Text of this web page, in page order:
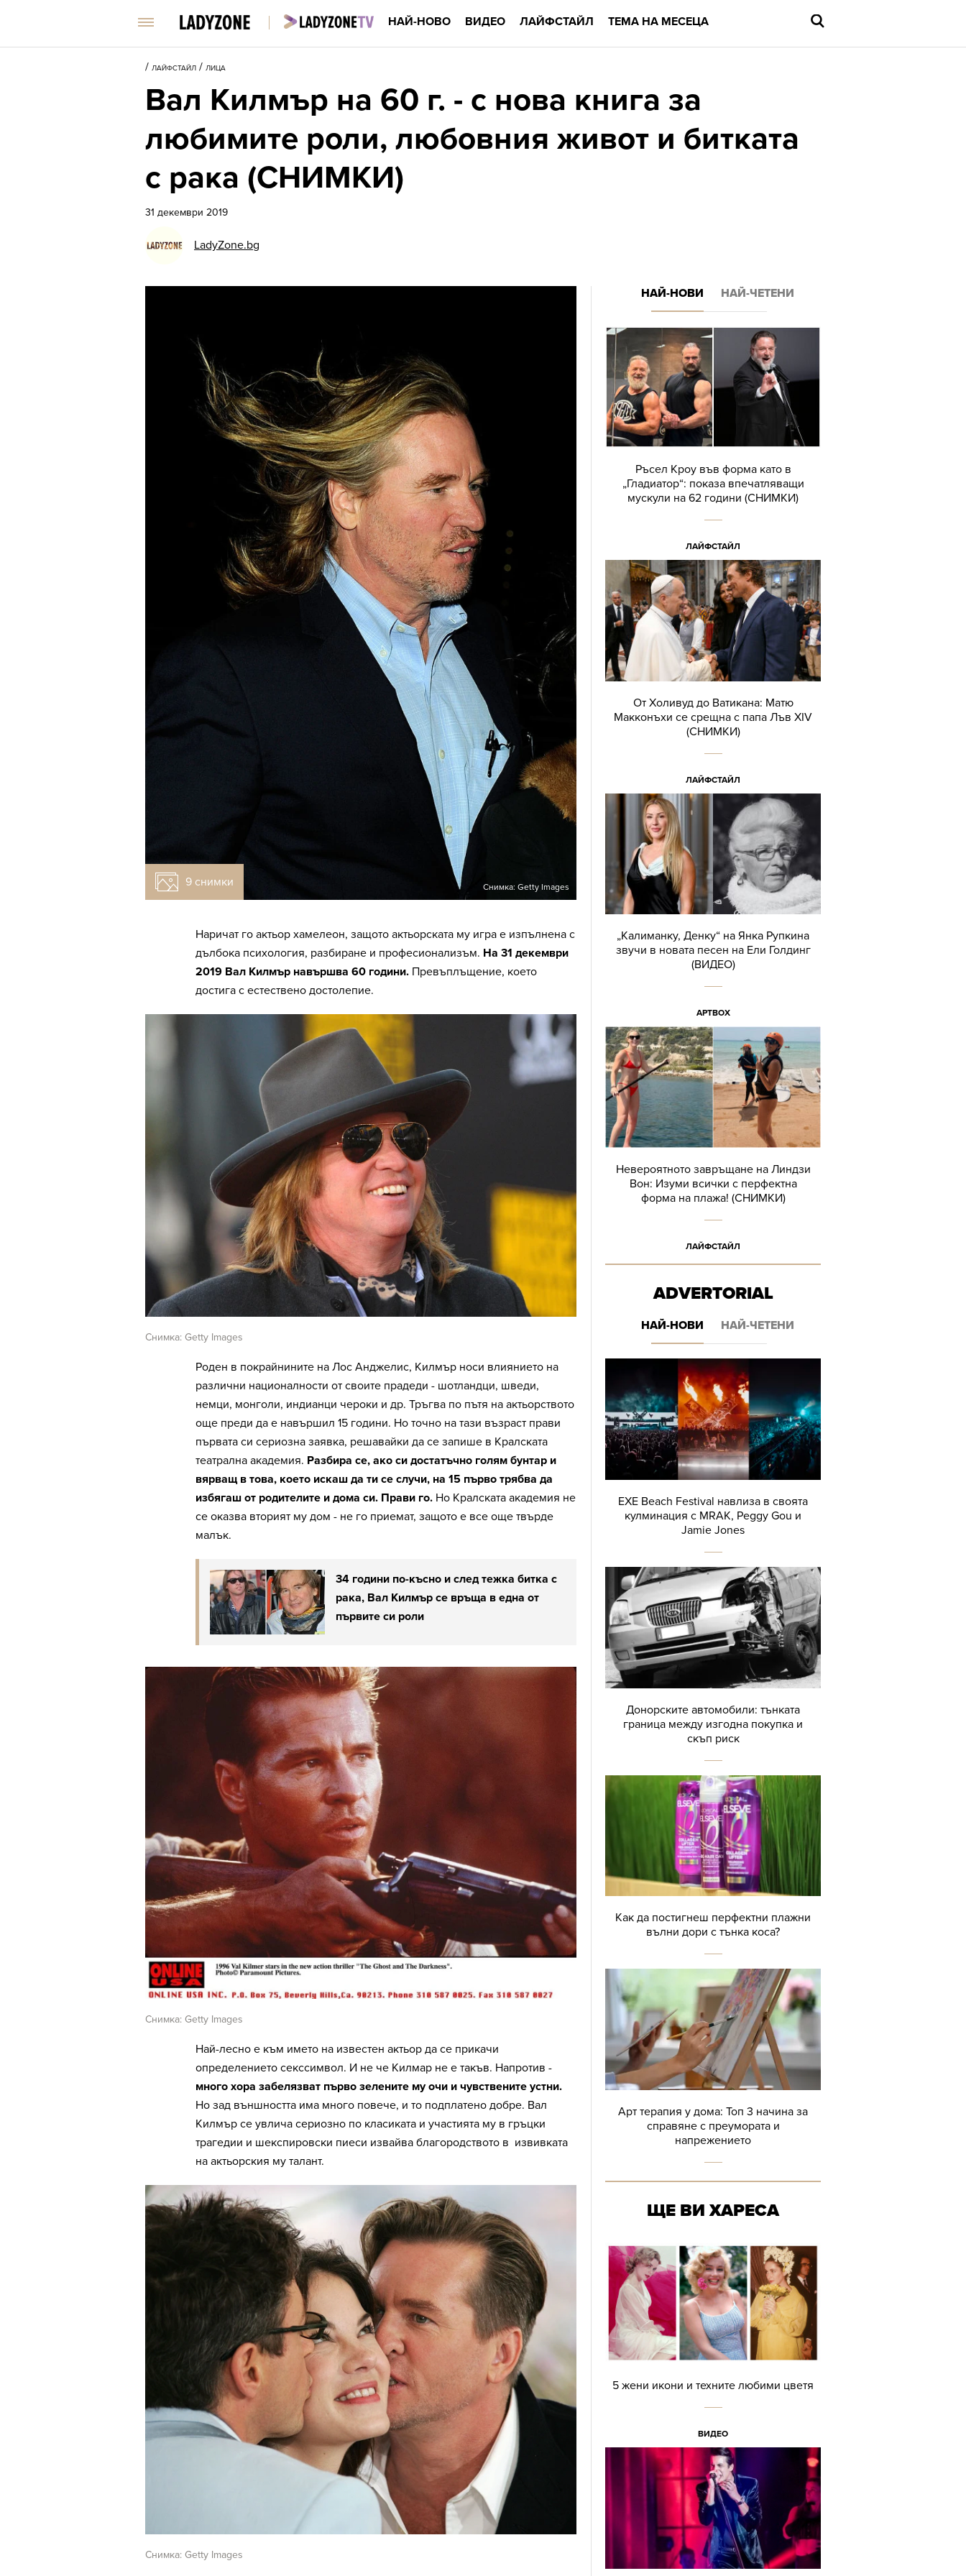
НАЙ-НОВО ВИДЕО ЛАЙФСТАЙЛ ТЕМА НА МЕСЕЦА
/ ЛАЙФСТАЙЛ / ЛИЦА
Вал Килмър на 60 г. - с нова книга за
любимите роли, любовния живот и битката
с рака (СНИМКИ)
31 декември 2019
LadyZone.bg
9 снимки Снимка: Getty Images
Наричат го актьор хамелеон, защото актьорската му игра е изпълнена с
дълбока психология, разбиране и професионализъм. На 31 декември
2019 Вал Килмър навършва 60 години. Превъплъщение, което
достига с естествено достолепие.
Снимка: Getty Images
Роден в покрайнините на Лос Анджелис, Килмър носи влиянието на
различни националности от своите прадеди - шотландци, шведи,
немци, монголи, индианци чероки и др. Тръгва по пътя на актьорството
още преди да е навършил 15 години. Но точно на тази възраст прави
първата си сериозна заявка, решавайки да се запише в Кралската
театрална академия. Разбира се, ако си достатъчно голям бунтар и
вярващ в това, което искаш да ти се случи, на 15 първо трябва да
избягаш от родителите и дома си. Прави го. Но Кралската академия не
се оказва вторият му дом - не го приемат, защото е все още твърде
малък.
34 години по-късно и след тежка битка с
рака, Вал Килмър се връща в една от
първите си роли
Снимка: Getty Images
Най-лесно е към името на известен актьор да се прикачи
определението секссимвол. И не че Килмар не е такъв. Напротив -
много хора забелязват първо зелените му очи и чувствените устни.
Но зад външността има много повече, и то подплатено добре. Вал
Килмър се увлича сериозно по класиката и участията му в гръцки
трагедии и шекспировски пиеси извайва благородството в извивката
на актьорския му талант.
Снимка: Getty Images
НАЙ-НОВИ НАЙ-ЧЕТЕНИ
Ръсел Кроу във форма като в
„Гладиатор“: показа впечатляващи
мускули на 62 години (СНИМКИ)
ЛАЙФСТАЙЛ
От Холивуд до Ватикана: Матю
Макконъхи се срещна с папа Лъв XIV
(СНИМКИ)
ЛАЙФСТАЙЛ
„Калиманку, Денку“ на Янка Рупкина
звучи в новата песен на Ели Голдинг
(ВИДЕО)
АРТBOX
Невероятното завръщане на Линдзи
Вон: Изуми всички с перфектна
форма на плажа! (СНИМКИ)
ЛАЙФСТАЙЛ
ADVERTORIAL
НАЙ-НОВИ НАЙ-ЧЕТЕНИ
EXE Beach Festival навлиза в своята
кулминация с MRAK, Peggy Gou и
Jamie Jones
Донорските автомобили: тънката
граница между изгодна покупка и
скъп риск
Как да постигнеш перфектни плажни
вълни дори с тънка коса?
Арт терапия у дома: Топ 3 начина за
справяне с преумората и
напрежението
ЩЕ ВИ ХАРЕСА
5 жени икони и техните любими цветя
ВИДЕО